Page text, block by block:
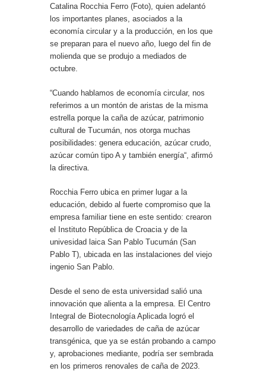
Catalina Rocchia Ferro (Foto), quien adelantó
los importantes planes, asociados a la
economía circular y a la producción, en los que
se preparan para el nuevo año, luego del fin de
molienda que se produjo a mediados de
octubre.
“Cuando hablamos de economía circular, nos
referimos a un montón de aristas de la misma
estrella porque la caña de azúcar, patrimonio
cultural de Tucumán, nos otorga muchas
posibilidades: genera educación, azúcar crudo,
azúcar común tipo A y también energía“, afirmó
la directiva.
Rocchia Ferro ubica en primer lugar a la
educación, debido al fuerte compromiso que la
empresa familiar tiene en este sentido: crearon
el Instituto República de Croacia y de la
univesidad laica San Pablo Tucumán (San
Pablo T), ubicada en las instalaciones del viejo
ingenio San Pablo.
Desde el seno de esta universidad salió una
innovación que alienta a la empresa. El Centro
Integral de Biotecnología Aplicada logró el
desarrollo de variedades de caña de azúcar
transgénica, que ya se están probando a campo
y, aprobaciones mediante, podría ser sembrada
en los primeros renovales de caña de 2023.